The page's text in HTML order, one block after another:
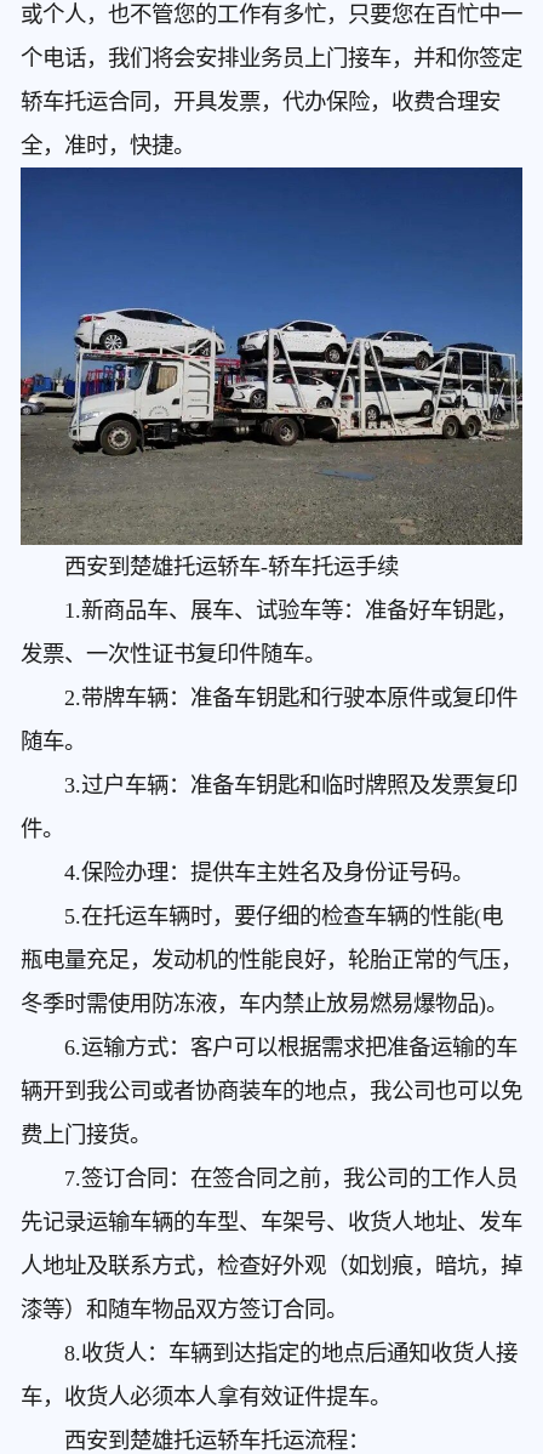
或个人，也不管您的工作有多忙，只要您在百忙中一
个电话，我们将会安排业务员上门接车，并和你签定
轿车托运合同，开具发票，代办保险，收费合理安
全，准时，快捷。
西安到楚雄托运轿车-轿车托运手续
1.新商品车、展车、试验车等：准备好车钥匙，
发票、一次性证书复印件随车。
2.带牌车辆：准备车钥匙和行驶本原件或复印件
随车。
3.过户车辆：准备车钥匙和临时牌照及发票复印
件。
4.保险办理：提供车主姓名及身份证号码。
5.在托运车辆时，要仔细的检查车辆的性能(电
瓶电量充足，发动机的性能良好，轮胎正常的气压，
冬季时需使用防冻液，车内禁止放易燃易爆物品)。
6.运输方式：客户可以根据需求把准备运输的车
辆开到我公司或者协商装车的地点，我公司也可以免
费上门接货。
7.签订合同：在签合同之前，我公司的工作人员
先记录运输车辆的车型、车架号、收货人地址、发车
人地址及联系方式，检查好外观（如划痕，暗坑，掉
漆等）和随车物品双方签订合同。
8.收货人：车辆到达指定的地点后通知收货人接
车，收货人必须本人拿有效证件提车。
西安到楚雄托运轿车托运流程：